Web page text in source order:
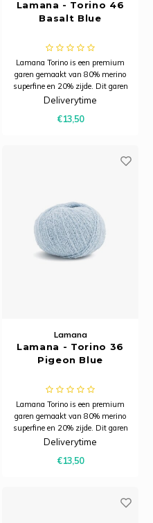
Lamana - Torino 46
Basalt Blue
Lamana Torino is een premium
garen gemaakt van 80% merino
superfine en 20% zijde. Dit garen
combineert de zachtheid en
subtiele glans van zijde.
Deliverytime
€13,50
Lamana
Lamana - Torino 36
Pigeon Blue
Lamana Torino is een premium
garen gemaakt van 80% merino
superfine en 20% zijde. Dit garen
combineert de zachtheid en
subtiele glans van zijde.
Deliverytime
€13,50